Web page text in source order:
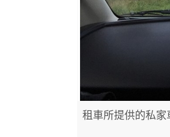
租車所提供的私家